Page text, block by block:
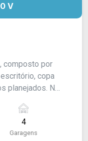
V
composto por
copa
planejados. No
banheiro
e amplo
4
Garagens